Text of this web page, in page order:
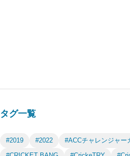
タグ一覧
#2019 #2022 #ACCチャレンジャー